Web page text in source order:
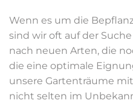
Wenn es um die
sind wir oft auf der
nach neuen Arten, die
die eine optimale
unsere Gartenträume
nicht selten im